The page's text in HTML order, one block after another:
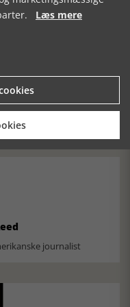
Festival 2026 30.
journalist
Læs mere